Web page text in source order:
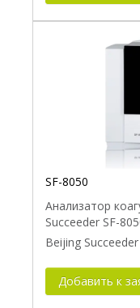
SF-8050
Анализатор
Succeeder SF-
Beijing
Добавить к